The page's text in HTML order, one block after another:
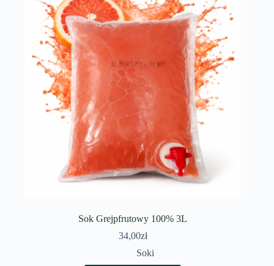
Sok Grejpfrutowy 100% 3L
34,00zł
Soki